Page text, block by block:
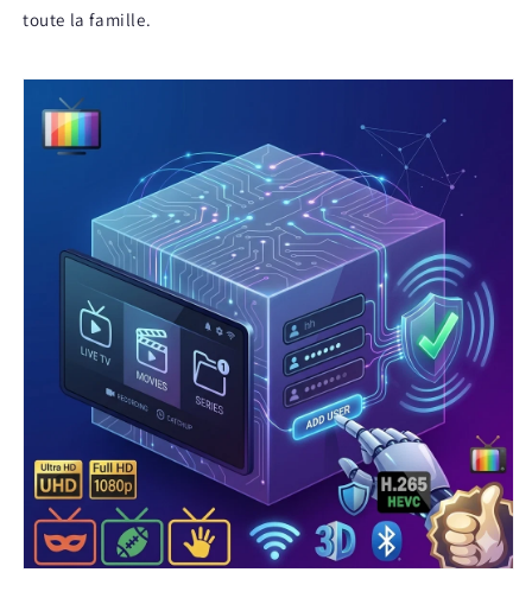
toute la famille.